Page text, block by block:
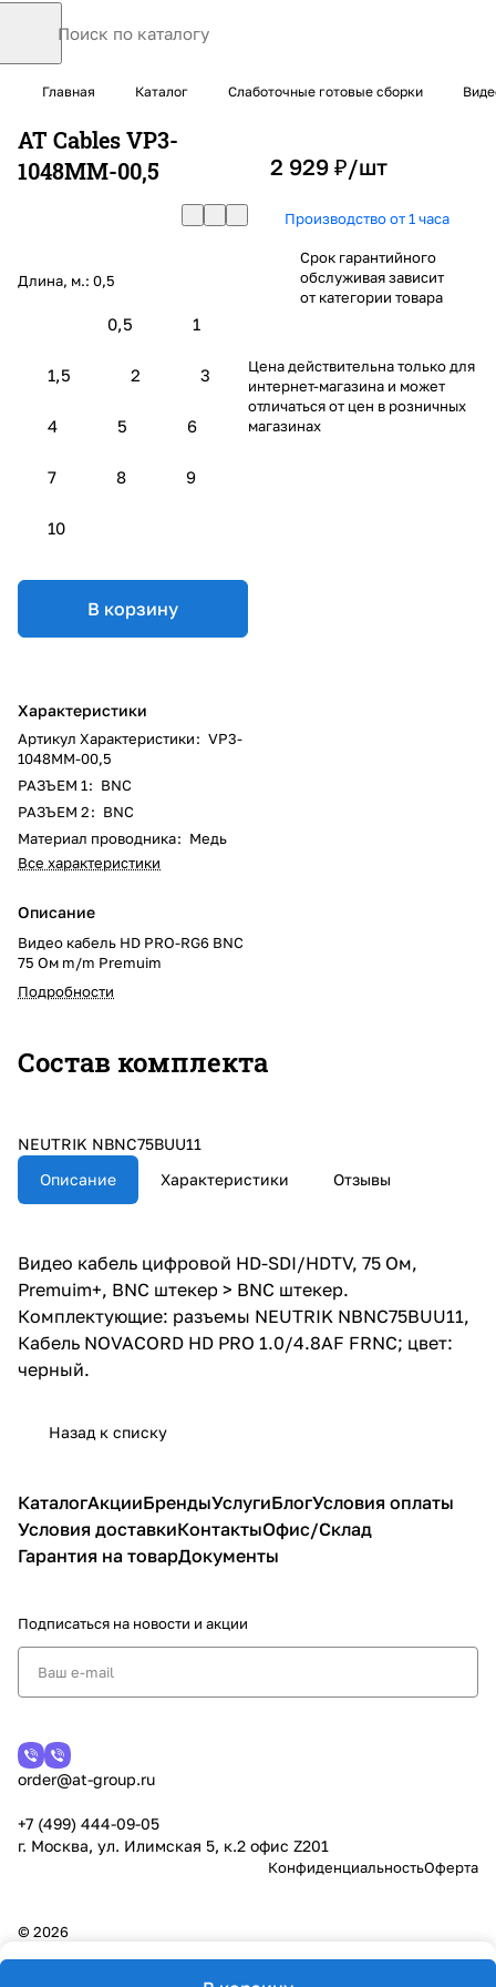
Главная Каталог Слаботочные готовые сборки
AT Cables VP3-
1048MM-00,5
Длина, м.: 0,5
0,5 1
1,5 2 3
4 5 6
7 8 9
10
В корзину
Характеристики
Артикул Характеристики: VP3-
1048MM-00,5
РАЗЪЕМ 1: BNC
РАЗЪЕМ 2: BNC
Материал проводника: Медь
Все характеристики
Описание
Видео кабель HD PRO-RG6 BNC
75 Ом m/m Premuim
Подробности
2 929 ₽/шт
Производство от 1 часа
Срок гарантийного
обслуживая зависит
от категории товара
Цена действительна только для
интернет-магазина и может
отличаться от цен в розничных
магазинах
Состав комплекта
NEUTRIK NBNC75BUU11
Описание
Характеристики Отзывы
Видео кабель цифровой HD-SDI/HDTV, 75 Ом,
Premuim+, BNC штекер > BNC штекер.
Комплектующие: разъемы NEUTRIK NBNC75BUU11,
Кабель NOVACORD HD PRO 1.0/4.8AF FRNC; цвет:
черный.
Назад к списку
КаталогАкцииБрендыУслугиБлогУсловия оплаты
Условия доставкиКонтактыОфис/Склад
Гарантия на товарДокументы
Подписаться на новости и акции
order@at-group.ru
+7 (499) 444-09-05
г. Москва, ул. Илимская 5, к.2 офис Z201
КонфиденциальностьОферта
© 2026